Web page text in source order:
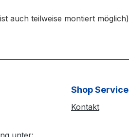
auch teilweise montiert möglich)
unter:
Shop Service
Kontakt